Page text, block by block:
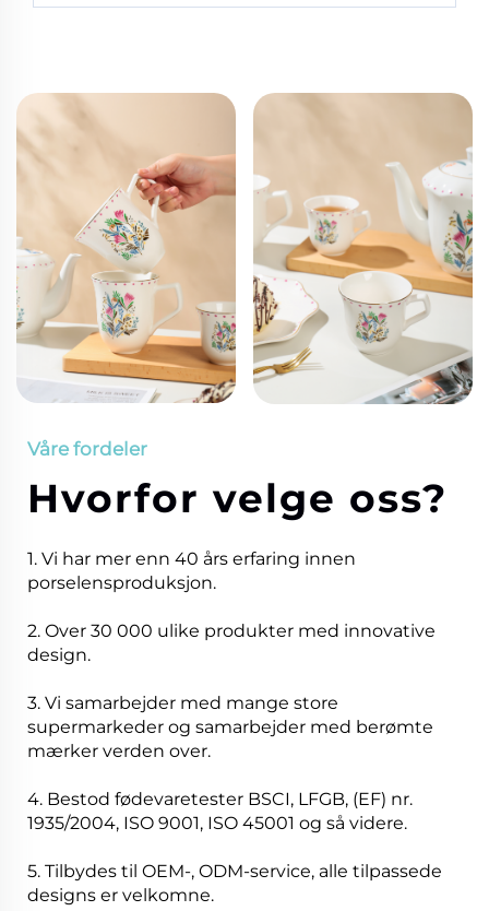
Våre fordeler
Hvorfor velge oss?
1. Vi har mer enn 40 års erfaring innen
porselensproduksjon.
2. Over 30 000 ulike produkter med innovative
design.
3. Vi samarbejder med mange store
supermarkeder og samarbejder med berømte
mærker verden over.
4. Bestod fødevaretester BSCI, LFGB, (EF) nr.
1935/2004, ISO 9001, ISO 45001 og så videre.
5. Tilbydes til OEM-, ODM-service, alle tilpassede
designs er velkomne.